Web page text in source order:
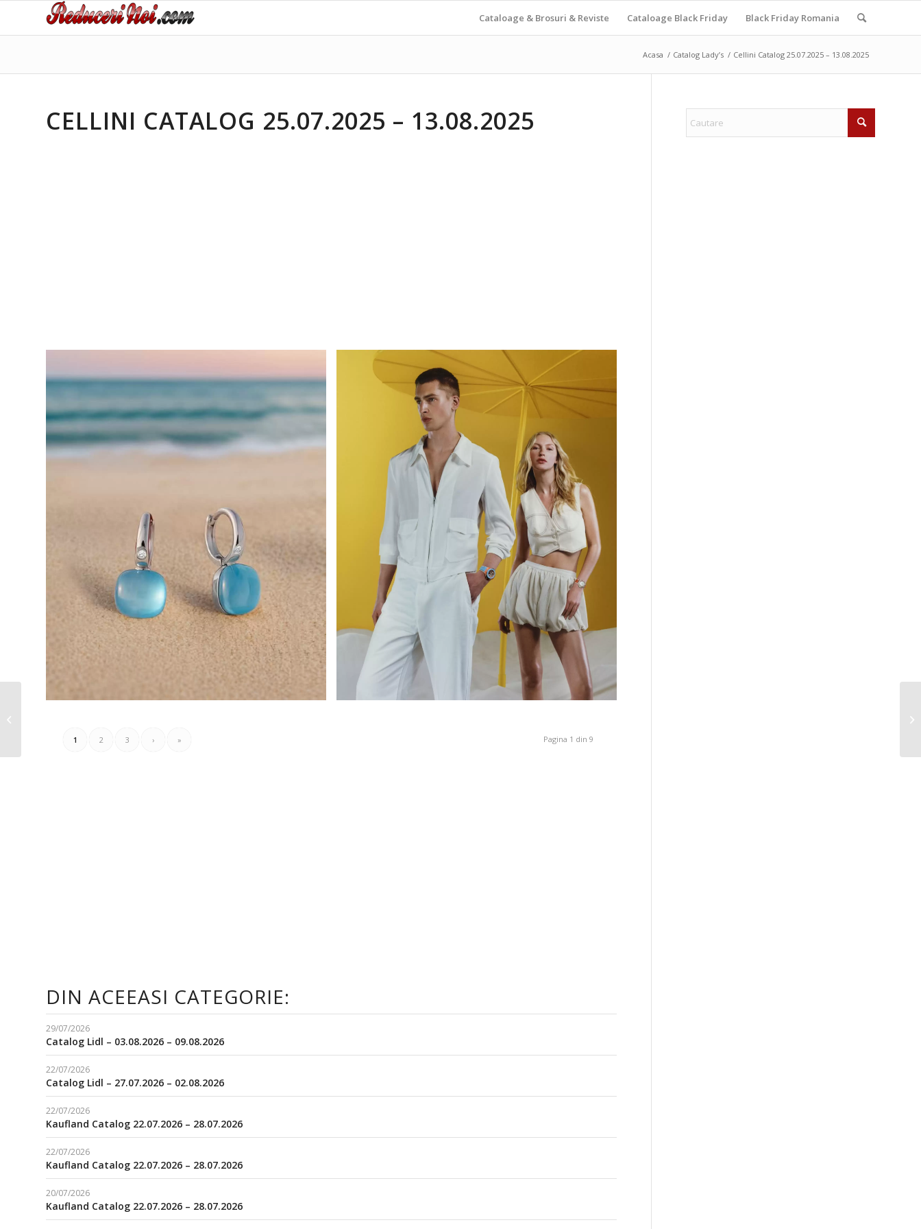
Cataloage & Brosuri & Reviste Cataloage Black Friday Black Friday Romania
Acasa / Catalog Lady’s / Cellini Catalog 25.07.2025 – 13.08.2025
CELLINI CATALOG 25.07.2025 – 13.08.2025
Pagina 1 din 9
1 2 3 › »
DIN ACEEASI CATEGORIE:
29/07/2026
Catalog Lidl – 03.08.2026 – 09.08.2026
22/07/2026
Catalog Lidl – 27.07.2026 – 02.08.2026
22/07/2026
Kaufland Catalog 22.07.2026 – 28.07.2026
22/07/2026
Kaufland Catalog 22.07.2026 – 28.07.2026
20/07/2026
Kaufland Catalog 22.07.2026 – 28.07.2026
Presto-Romania